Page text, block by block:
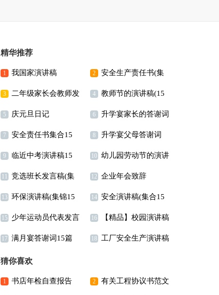
精华推荐
1 我国家演讲稿 2 安全生产责任书(集
合15篇)
3 二年级家长会教师发
言稿
4 教师节的演讲稿(15
篇)
5 庆元旦日记 6 升学宴家长的答谢词
7 安全责任书集合15
篇
8 升学宴父母答谢词
9 临近中考演讲稿15
篇
10 幼儿园劳动节的演讲
稿
11 竞选班长发言稿(集
合15篇)
12 企业年会致辞
13 环保演讲稿(集锦15
篇)
14 安全演讲稿(集合15
篇)
15 少年运动员代表发言
稿
16 【精品】校园演讲稿
模板锦集5篇
17 满月宴答谢词15篇 18 工厂安全生产演讲稿
猜你喜欢
1 书店年检自查报告 2 有关工程协议书范文